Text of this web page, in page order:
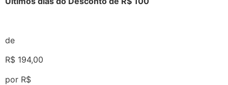
de
R$ 194,00
por R$